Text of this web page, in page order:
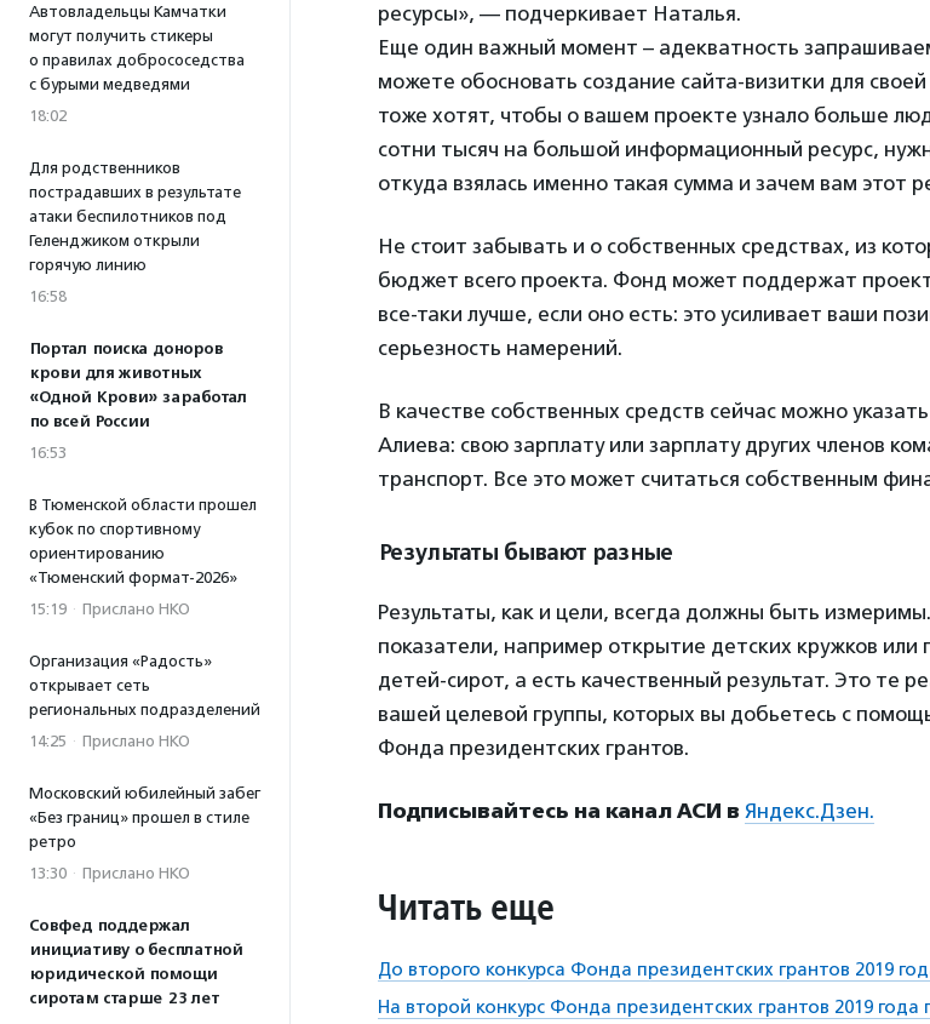
Автовладельцы Камчатки
могут получить стикеры
о правилах добрососедства
с бурыми медведями
18:02
Для родственников
пострадавших в результате
атаки беспилотников под
Геленджиком открыли
горячую линию
16:58
Портал поиска доноров
крови для животных
«Одной Крови» заработал
по всей России
16:53
В Тюменской области прошел
кубок по спортивному
ориентированию
«Тюменский формат-2026»
15:19 · Прислано НКО
Организация «Радость»
открывает сеть
региональных подразделений
14:25 · Прислано НКО
Московский юбилейный забег
«Без границ» прошел в стиле
ретро
13:30 · Прислано НКО
Совфед поддержал
инициативу о бесплатной
юридической помощи
сиротам старше 23 лет
ресурсы», — подчеркивает Наталья.
Еще один важный момент – адекватность
можете обосновать создание сайта-визитки для
тоже хотят, чтобы о вашем проекте узнало больше
сотни тысяч на большой информационный ресурс,
откуда взялась именно такая сумма и зачем вам этот
Не стоит забывать и о собственных средствах, из
бюджет всего проекта. Фонд может поддержат
все-таки лучше, если оно есть: это усиливает ваши
серьезность намерений.
В качестве собственных средств сейчас можно
Алиева: свою зарплату или зарплату других членов
транспорт. Все это может считаться собственным
Результаты бывают разные
Результаты, как и цели, всегда должны быть
показатели, например открытие детских кружков или
детей-сирот, а есть качественный результат. Это те
вашей целевой группы, которых вы добьетесь с
Фонда президентских грантов.
Подписывайтесь на канал АСИ в Яндекс.Дзен.
Читать еще
До второго конкурса Фонда президентских грантов 2019
На второй конкурс Фонда президентских грантов 2019 года